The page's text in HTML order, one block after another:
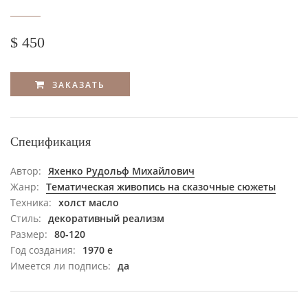
$ 450
ЗАКАЗАТЬ
Спецификация
Автор: Яхенко Рудольф Михайлович
Жанр: Тематическая живопись на сказочные сюжеты
Техника: холст масло
Стиль: декоративный реализм
Размер: 80-120
Год создания:
1970 е
Имеется ли подпись: да